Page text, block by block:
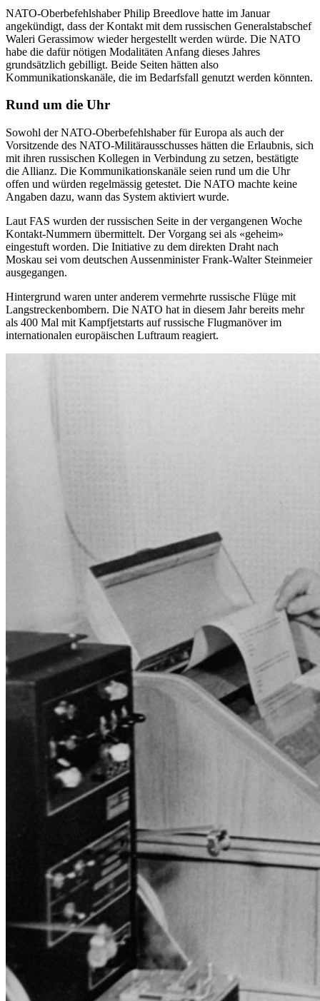
NATO-Oberbefehlshaber Philip Breedlove hatte im Januar
angekündigt, dass der Kontakt mit dem russischen Generalstabschef
Waleri Gerassimow wieder hergestellt werden würde. Die NATO
habe die dafür nötigen Modalitäten Anfang dieses Jahres
grundsätzlich gebilligt. Beide Seiten hätten also
Kommunikationskanäle, die im Bedarfsfall genutzt werden könnten.
Rund um die Uhr
Sowohl der NATO-Oberbefehlshaber für Europa als auch der
Vorsitzende des NATO-Militärausschusses hätten die Erlaubnis, sich
mit ihren russischen Kollegen in Verbindung zu setzen, bestätigte
die Allianz. Die Kommunikationskanäle seien rund um die Uhr
offen und würden regelmässig getestet. Die NATO machte keine
Angaben dazu, wann das System aktiviert wurde.
Laut FAS wurden der russischen Seite in der vergangenen Woche
Kontakt-Nummern übermittelt. Der Vorgang sei als «geheim»
eingestuft worden. Die Initiative zu dem direkten Draht nach
Moskau sei vom deutschen Aussenminister Frank-Walter Steinmeier
ausgegangen.
Hintergrund waren unter anderem vermehrte russische Flüge mit
Langstreckenbombern. Die NATO hat in diesem Jahr bereits mehr
als 400 Mal mit Kampfjetstarts auf russische Flugmanöver im
internationalen europäischen Luftraum reagiert.